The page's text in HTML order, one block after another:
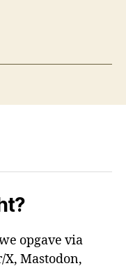
opgave via
Mastodon,